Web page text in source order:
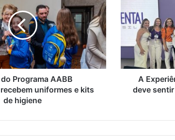
Programa AABB
uniformes e kits
de higiene
A
deve